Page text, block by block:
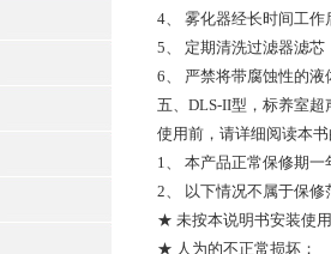
4、 雾化器经长时间工
5、 定期清洗过滤器滤
6、 严禁将带腐蚀性的
五、DLS-II型，标养室
使用前，请详细阅读本
1、 本产品正常保修期
2、 以下情况不属于保修
★ 未按本说明书安装使
★ 人为的不正常损坏；